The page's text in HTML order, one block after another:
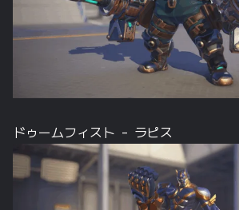
ドゥームフィスト – ラピス